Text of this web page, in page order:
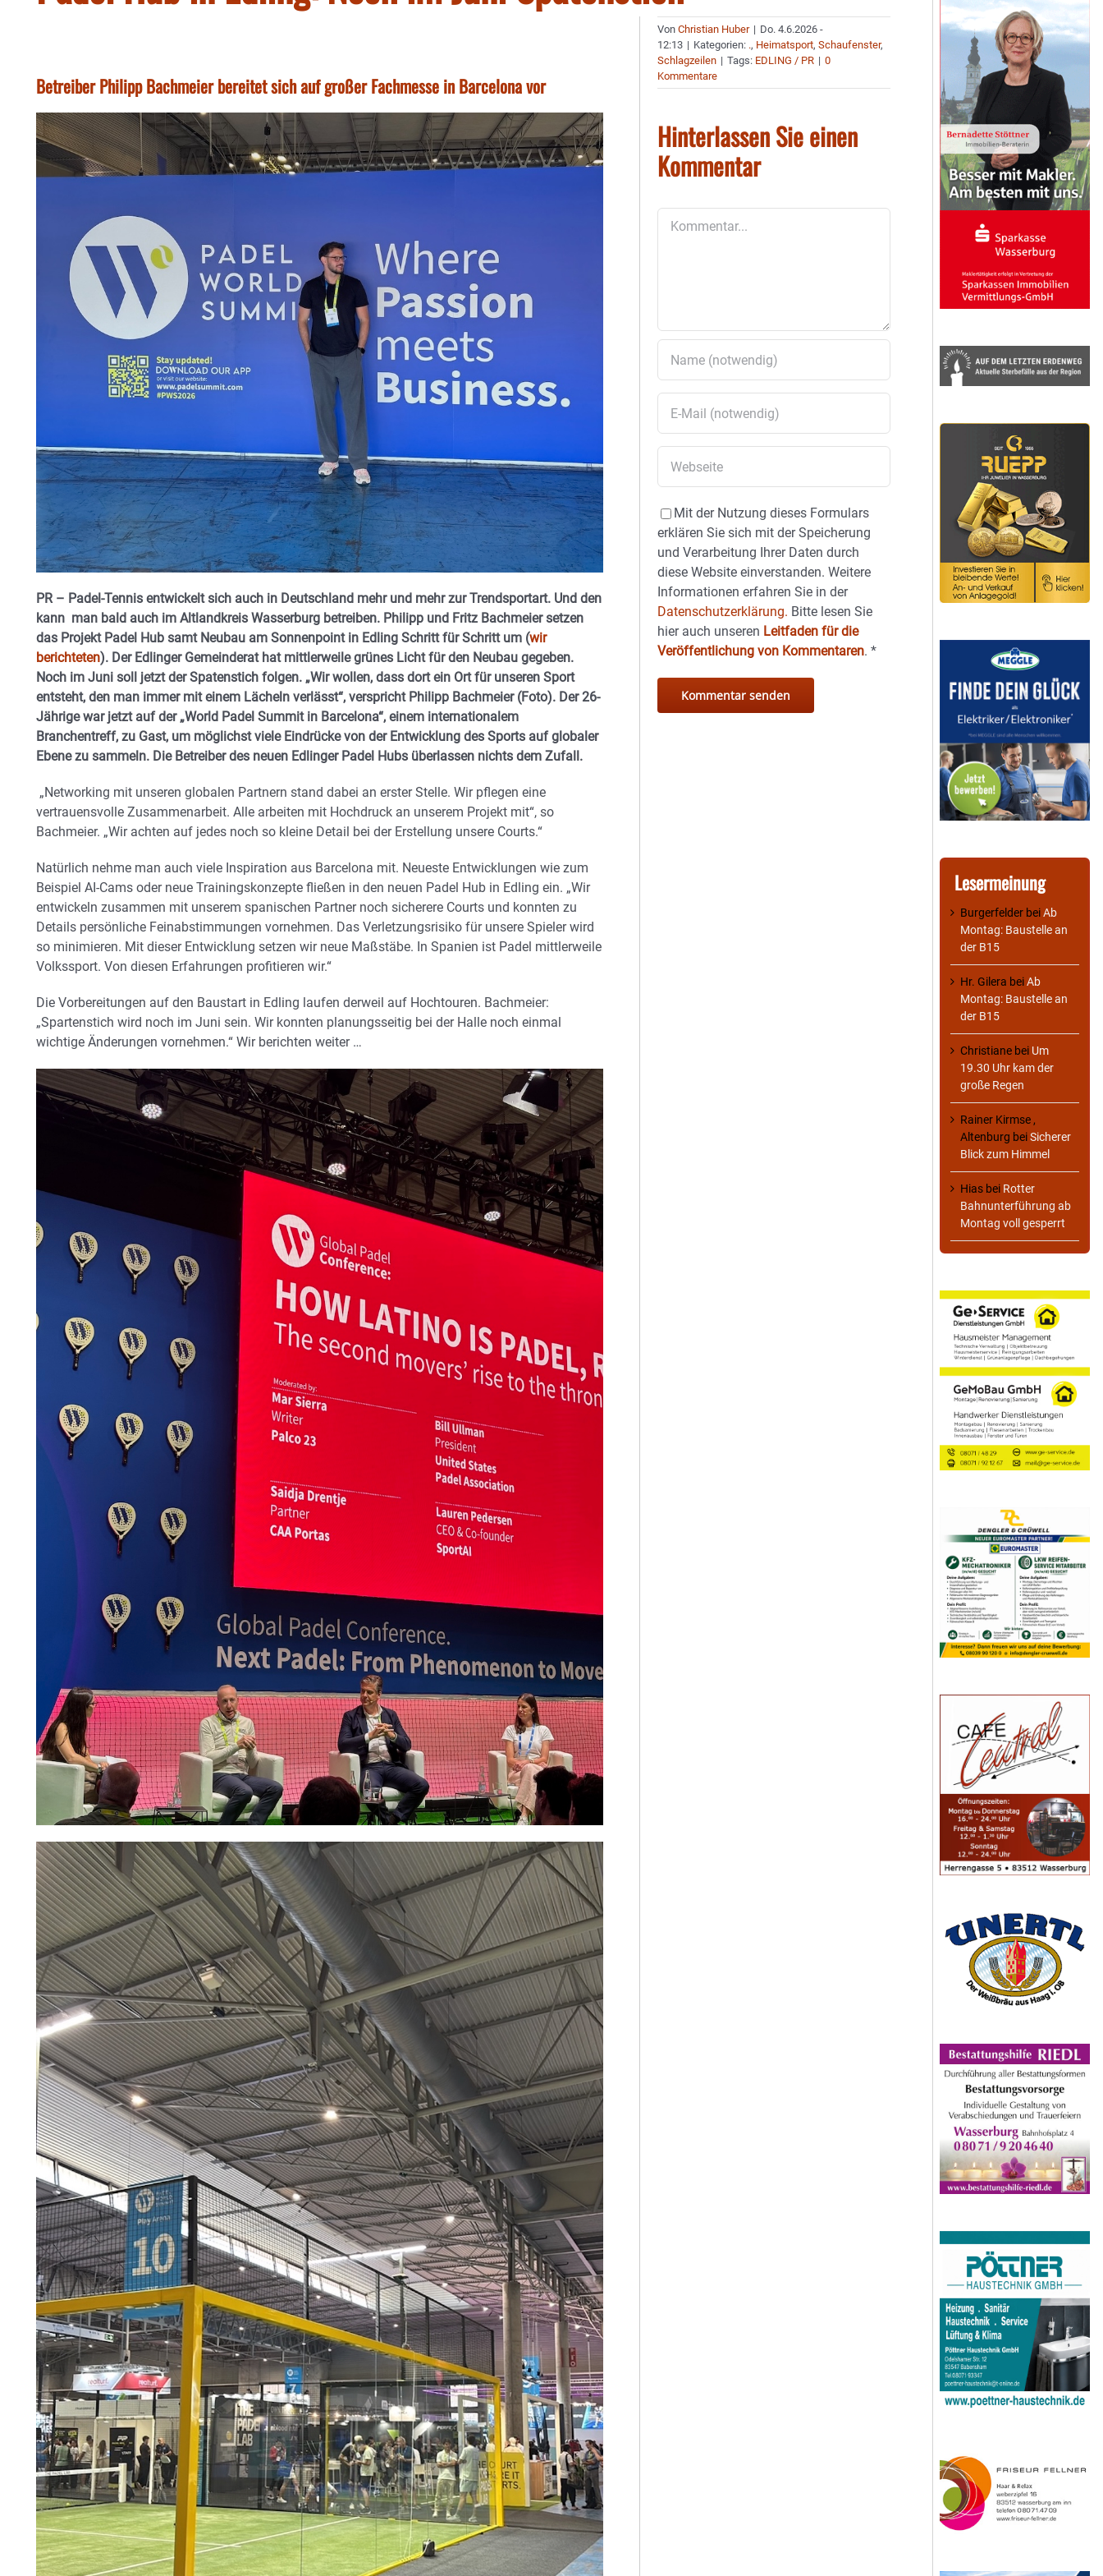
Betreiber Philipp Bachmeier bereitet sich auf großer Fachmesse in Barcelona vor
PR – Padel-Tennis entwickelt sich auch in Deutschland mehr und mehr zur Trendsportart. Und den
kann man bald auch im Altlandkreis Wasserburg betreiben. Philipp und Fritz Bachmeier setzen
das Projekt Padel Hub samt Neubau am Sonnenpoint in Edling Schritt für Schritt um (wir
berichteten). Der Edlinger Gemeinderat hat mittlerweile grünes Licht für den Neubau gegeben.
Noch im Juni soll jetzt der Spatenstich folgen. „Wir wollen, dass dort ein Ort für unseren Sport
entsteht, den man immer mit einem Lächeln verlässt“, verspricht Philipp Bachmeier (Foto). Der 26-
Jährige war jetzt auf der „World Padel Summit in Barcelona“, einem internationalem
Branchentreff, zu Gast, um möglichst viele Eindrücke von der Entwicklung des Sports auf globaler
Ebene zu sammeln. Die Betreiber des neuen Edlinger Padel Hubs überlassen nichts dem Zufall.
„Networking mit unseren globalen Partnern stand dabei an erster Stelle. Wir pflegen eine
vertrauensvolle Zusammenarbeit. Alle arbeiten mit Hochdruck an unserem Projekt mit“, so
Bachmeier. „Wir achten auf jedes noch so kleine Detail bei der Erstellung unsere Courts.“
Natürlich nehme man auch viele Inspiration aus Barcelona mit. Neueste Entwicklungen wie zum
Beispiel AI-Cams oder neue Trainingskonzepte fließen in den neuen Padel Hub in Edling ein. „Wir
entwickeln zusammen mit unserem spanischen Partner noch sicherere Courts und konnten zu
Details persönliche Feinabstimmungen vornehmen. Das Verletzungsrisiko für unsere Spieler wird
so minimieren. Mit dieser Entwicklung setzen wir neue Maßstäbe. In Spanien ist Padel mittlerweile
Volkssport. Von diesen Erfahrungen profitieren wir.“
Die Vorbereitungen auf den Baustart in Edling laufen derweil auf Hochtouren. Bachmeier:
„Spartenstich wird noch im Juni sein. Wir konnten planungsseitig bei der Halle noch einmal
wichtige Änderungen vornehmen.“ Wir berichten weiter …
VonChristian Huber | Do. 4.6.2026 -
12:13 | Kategorien: ., Heimatsport,Schaufenster,
Schlagzeilen | Tags: EDLING / PR | 0
Kommentare
Hinterlassen Sie einen
Kommentar
Mit der Nutzung dieses Formulars
erklären Sie sich mit der Speicherung
und Verarbeitung Ihrer Daten durch
diese Website einverstanden. Weitere
Informationen erfahren Sie in der
Datenschutzerklärung. Bitte lesen Sie
hier auch unseren Leitfaden für die
Veröffentlichung von Kommentaren.*
Lesermeinung
Burgerfelder beiAb
Montag: Baustelle an
der B15
Hr. Gilera beiAb
Montag: Baustelle an
der B15
Christiane bei Um
19.30 Uhr kam der
große Regen
Rainer Kirmse ,
Altenburg beiSicherer
Blick zum Himmel
Hias bei Rotter
Bahnunterführung ab
Montag voll gesperrt